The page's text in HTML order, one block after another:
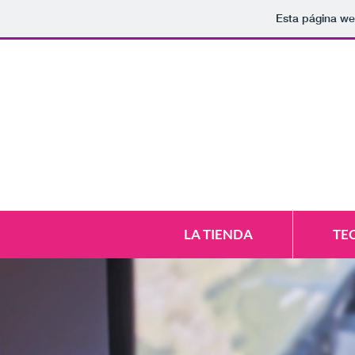
Esta página
LA TIENDA